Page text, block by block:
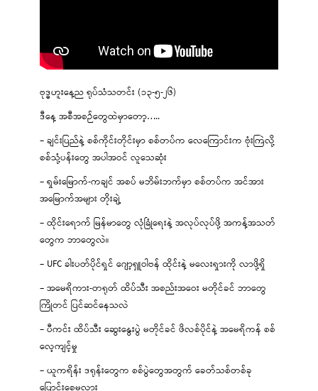
ဗုဒ္ဓဟူးနေ့ည ရုပ်သံသတင်း (၁၃-၅-၂၆)
ဒီနေ့ အစီအစဉ်တွေထဲမှာတော့…..
– ချင်းပြည်နဲ့ စစ်ကိုင်းတိုင်းမှာ စစ်တပ်က လေကြောင်းက ဗုံးကြဲလို့
စစ်သုံ့ပန်းတွေ အပါအဝင် လူသေဆုံး
– ရှမ်းမြောက်-ကချင် အစပ် မဘိမ်းဘက်မှာ စစ်တပ်က အင်အား
အမြောက်အများ တိုးချဲ့
– ထိုင်းရောက် မြန်မာတွေ လုံခြုံရေးနဲ့ အလုပ်လုပ်ဖို့ အကန့်အသတ်
တွေက ဘာတွေလဲ။
– UFC ခါးပတ်ပိုင်ရှင် ဂျော့ရှူဝါဗန် ထိုင်းနဲ့ မလေးရှားကို လာဖို့ရှိ
– အမေရိကား-တရုတ် ထိပ်သီး အစည်းအဝေး မတိုင်ခင် ဘာတွေ
ကြိုတင် ပြင်ဆင်နေသလဲ
– ပီကင်း ထိပ်သီး ဆွေးနွေးပွဲ မတိုင်ခင် ဖိလစ်ပိုင်နဲ့ အမေရိကန် စစ်
လေ့ကျင့်မှု
– ယူကရိန်း ဒရုန်းတွေက စစ်ပွဲတွေအတွက် ခေတ်သစ်တစ်ခု
ပြောင်းစေမလား